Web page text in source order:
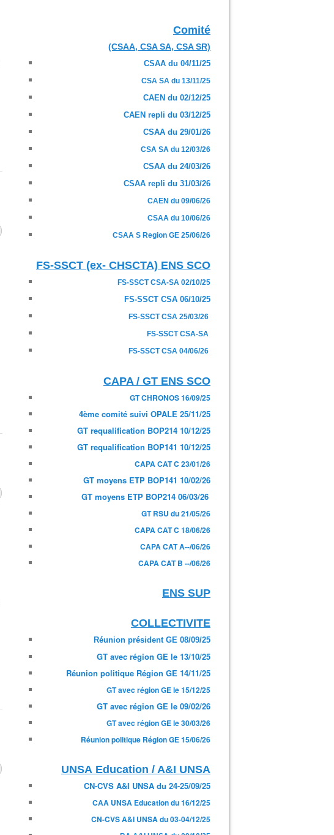
Comité
(CSAA, CSA SA, CSA SR)
CSAA du 04/11/25
CSA SA du 13/11/25
CAEN du 02/12/25
CAEN repli du 03/12/25
CSAA du 29/01/26
CSA SA du 12/03/26
CSAA du 24/03/26
CSAA repli du 31/03/26
CAEN du 09/06/26
CSAA du 10/06/26
CSAA S Region GE 25/06/26
FS-SSCT (ex- CHSCTA) ENS SCO
FS-SSCT CSA-SA 02/10/25
FS-SSCT CSA 06/10/25
FS-SSCT CSA 25/03/26
FS-SSCT CSA-SA
FS-SSCT CSA 04/06/26
CAPA / GT ENS SCO
GT CHRONOS 16/09/25
4ème comité suivi OPALE 25/11/25
GT requalification BOP214 10/12/25
GT requalification BOP141 10/12/25
CAPA CAT C 23/01/26
GT moyens ETP BOP141 10/02/26
GT moyens ETP BOP214 06/03/26
GT RSU du 21/05/26
CAPA CAT C 18/06/26
CAPA CAT A--/06/26
CAPA CAT B --/06/26
ENS SUP
COLLECTIVITE
Réunion président GE 08/09/25
GT avec région GE le 13/10/25
Réunion politique Région GE 14/11/25
GT avec région GE le 15/12/25
GT avec région GE le 09/02/26
GT avec région GE le 30/03/26
Réunion politique Région GE 15/06/26
UNSA Education / A&I UNSA
CN-CVS A&I UNSA du 24-25/09/25
CAA UNSA Education du 16/12/25
CN-CVS A&I UNSA du 03-04/12/25